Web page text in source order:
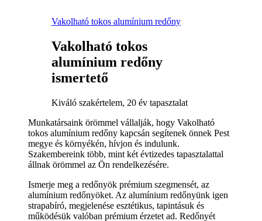
Vakolható tokos alumínium redőny
Vakolható tokos
alumínium redőny
ismertető
Kiváló szakértelem, 20 év tapasztalat
Munkatársaink örömmel vállalják, hogy Vakolható
tokos alumínium redőny kapcsán segítenek önnek Pest
megye és környékén, hívjon és indulunk.
Szakembereink több, mint két évtizedes tapasztalattal
állnak örömmel az Ön rendelkezésére.
Ismerje meg a redőnyök prémium szegmensét, az
alumínium redőnyöket. Az alumínium redőnyünk igen
strapabíró, megjelenése esztétikus, tapintásuk és
működésük valóban prémium érzetet ad. Redőnyét